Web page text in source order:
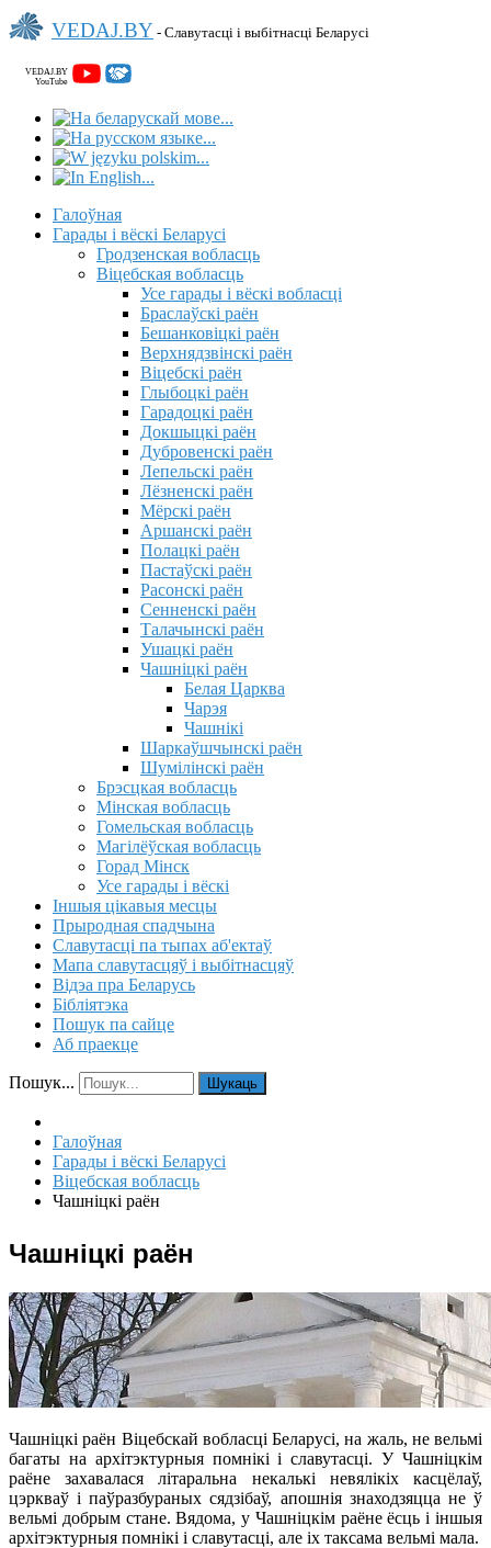
VEDAJ.BY - Славутасці і выбітнасці Беларусі
VEDAJ.BY
YouTube
Галоўная
Гарады і вёскі Беларусі
Гродзенская вобласць
Віцебская вобласць
Усе гарады і вёскі вобласці
Браслаўскі раён
Бешанковіцкі раён
Верхнядзвінскі раён
Віцебскі раён
Глыбоцкі раён
Гарадоцкі раён
Докшыцкі раён
Дубровенскі раён
Лепельскі раён
Лёзненскі раён
Мёрскі раён
Аршанскі раён
Полацкі раён
Пастаўскі раён
Расонскі раён
Сенненскі раён
Талачынскі раён
Ушацкі раён
Чашніцкі раён
Белая Царква
Чарэя
Чашнікі
Шаркаўшчынскі раён
Шумілінскі раён
Брэсцкая вобласць
Мінская вобласць
Гомельская вобласць
Магілёўская вобласць
Горад Мінск
Усе гарады і вёскі
Іншыя цікавыя месцы
Прыродная спадчына
Славутасці па тыпах аб'ектаў
Мапа славутасцяў і выбітнасцяў
Відэа пра Беларусь
Бібліятэка
Пошук па сайце
Аб праекце
Пошук... Шукаць
Галоўная
Гарады і вёскі Беларусі
Віцебская вобласць
Чашніцкі раён
Чашніцкі раён
Чашніцкі раён Віцебскай вобласці Беларусі, на жаль, не вельмі
багаты на архітэктурныя помнікі і славутасці. У Чашніцкім
раёне захавалася літаральна некалькі невялікіх касцёлаў,
цэркваў і паўразбураных сядзібаў, апошнія знаходзяцца не ў
вельмі добрым стане. Вядома, у Чашніцкім раёне ёсць і іншыя
архітэктурныя помнікі і славутасці, але іх таксама вельмі мала.